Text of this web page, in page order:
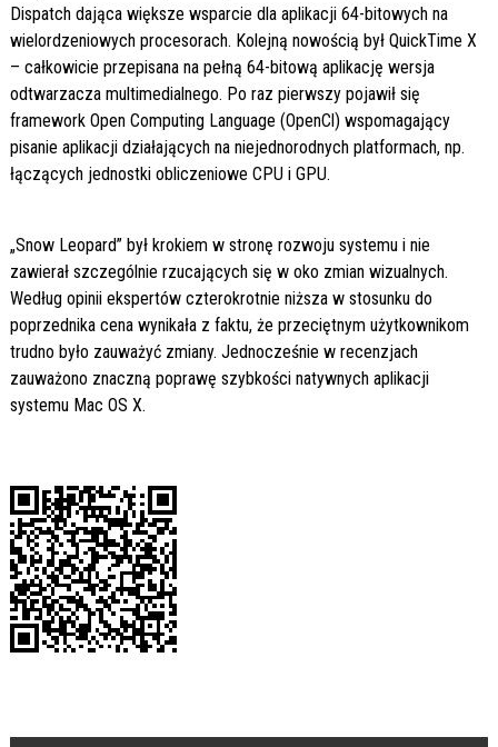
Dispatch dająca większe wsparcie dla aplikacji 64-bitowych na
wielordzeniowych procesorach. Kolejną nowością był QuickTime X
– całkowicie przepisana na pełną 64-bitową aplikację wersja
odtwarzacza multimedialnego. Po raz pierwszy pojawił się
framework Open Computing Language (OpenCl) wspomagający
pisanie aplikacji działających na niejednorodnych platformach, np.
łączących jednostki obliczeniowe CPU i GPU.
„Snow Leopard” był krokiem w stronę rozwoju systemu i nie
zawierał szczególnie rzucających się w oko zmian wizualnych.
Według opinii ekspertów czterokrotnie niższa w stosunku do
poprzednika cena wynikała z faktu, że przeciętnym użytkownikom
trudno było zauważyć zmiany. Jednocześnie w recenzjach
zauważono znaczną poprawę szybkości natywnych aplikacji
systemu Mac OS X.